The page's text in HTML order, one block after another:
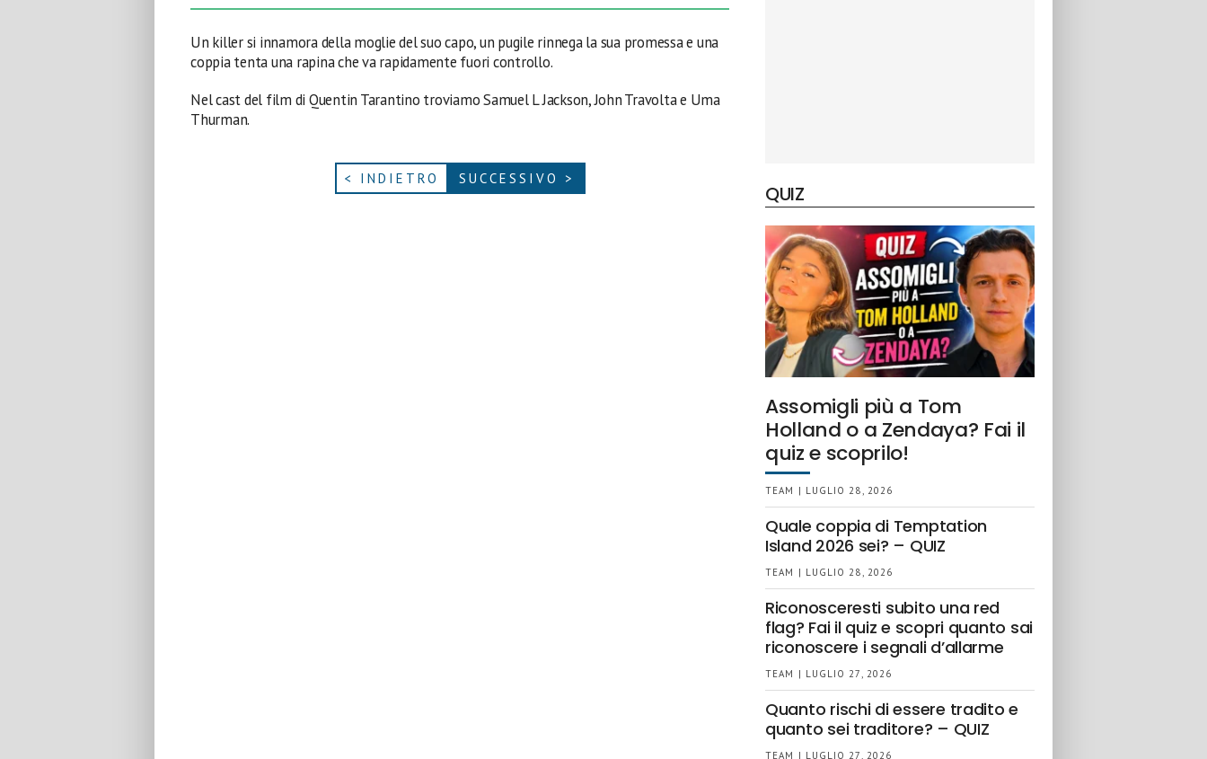
Un killer si innamora della moglie del suo capo, un pugile rinnega la sua promessa e una
coppia tenta una rapina che va rapidamente fuori controllo.
Nel cast del film di Quentin Tarantino troviamo Samuel L Jackson, John Travolta e Uma
Thurman.
< INDIETRO SUCCESSIVO >
QUIZ
Assomigli più a Tom
Holland o a Zendaya? Fai il
quiz e scoprilo!
TEAM | LUGLIO 28, 2026
Quale coppia di Temptation
Island 2026 sei? – QUIZ
TEAM | LUGLIO 28, 2026
Riconosceresti subito una red
flag? Fai il quiz e scopri quanto sai
riconoscere i segnali d’allarme
TEAM | LUGLIO 27, 2026
Quanto rischi di essere tradito e
quanto sei traditore? – QUIZ
TEAM | LUGLIO 27, 2026